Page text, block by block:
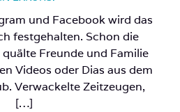
und Facebook wird das
festgehalten. Schon die
Freunde und Familie
Videos oder Dias aus dem
Verwackelte Zeitzeugen,
[…]